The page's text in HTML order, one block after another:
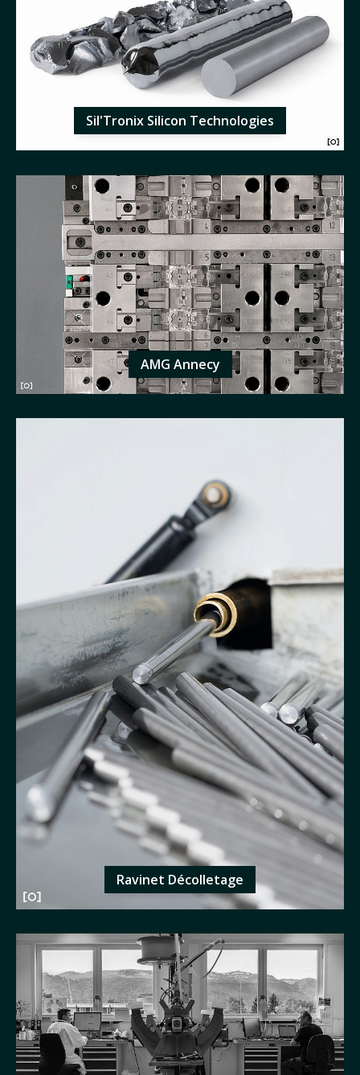
Sil'Tronix Silicon Technologies
AMG Annecy
Ravinet Décolletage